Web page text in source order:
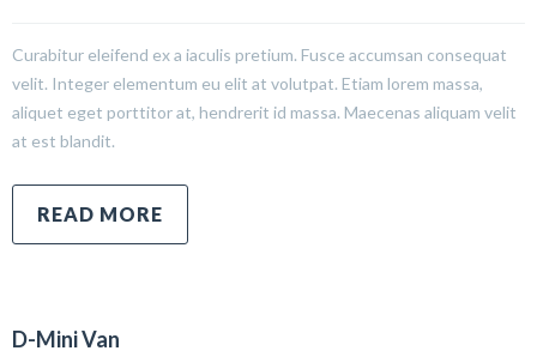
Curabitur eleifend ex a iaculis pretium. Fusce accumsan consequat
velit. Integer elementum eu elit at volutpat. Etiam lorem massa,
aliquet eget porttitor at, hendrerit id massa. Maecenas aliquam velit
at est blandit.
READ MORE
D-Mini Van